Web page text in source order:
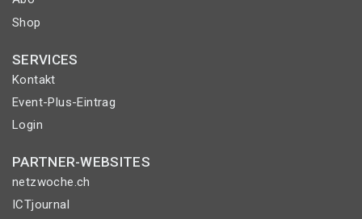
Shop
SERVICES
Kontakt
Event-Plus-Eintrag
Login
PARTNER-WEBSITES
netzwoche.ch
ICTjournal